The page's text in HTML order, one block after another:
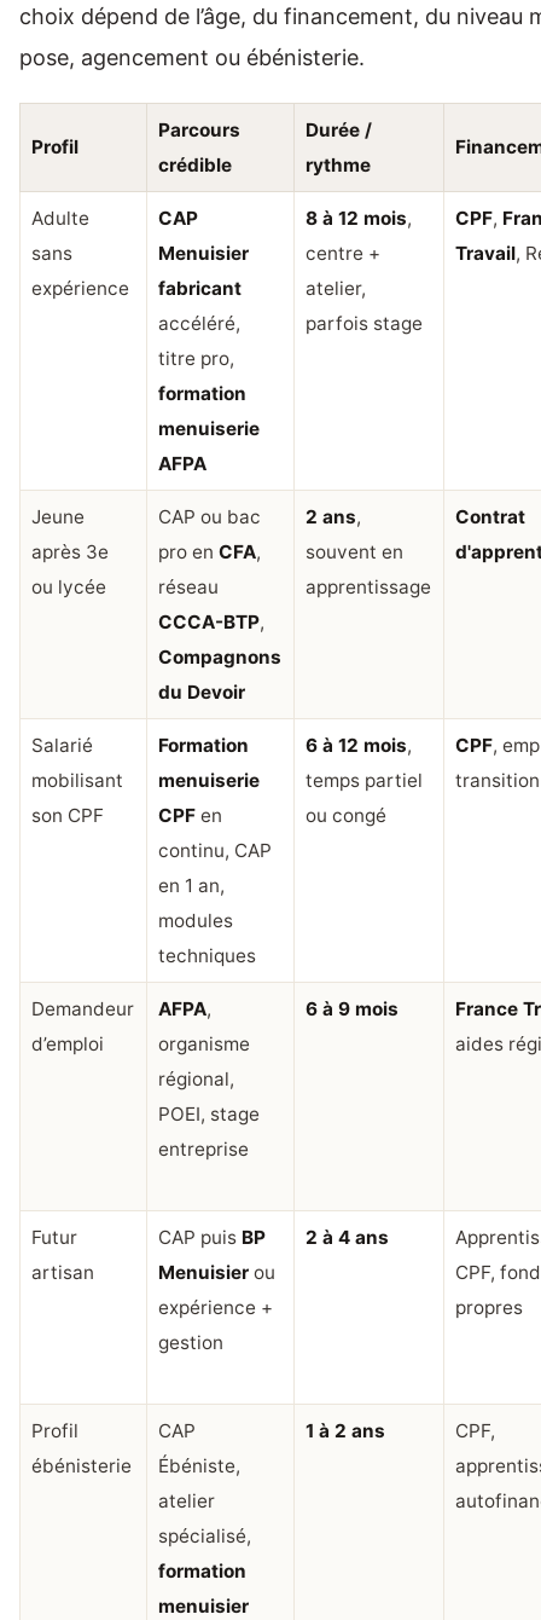
choix dépend de l’âge, du financement, du niveau
pose, agencement ou ébénisterie.
Profil
Parcours
crédible
Durée /
rythme
Adulte
sans
expérience
CAP
Menuisier
fabricant
accéléré,
titre pro,
formation
menuiserie
AFPA
8 à 12 mois,
centre +
atelier,
parfois stage
CPF,
Travail,
Jeune
après 3e
ou lycée
CAP ou bac
pro enCFA,
réseau
CCCA-BTP,
Compagnons
du Devoir
2 ans,
souvent en
apprentissage
Contrat
Salarié
mobilisant
son CPF
Formation
menuiserie
CPF en
continu, CAP
en 1 an,
modules
techniques
6 à 12 mois,
temps partiel
ou congé
CPF,
Demandeur
d’emploi
AFPA,
organisme
régional,
POEI, stage
entreprise
6 à 9 mois
France
aides
Futur
artisan
CAP puis BP
Menuisier ou
expérience +
gestion
2 à 4 ans
CPF,
propres
Profil
ébénisterie
CAP
Ébéniste,
atelier
spécialisé,
formation
menuisier
1 à 2 ans
CPF,